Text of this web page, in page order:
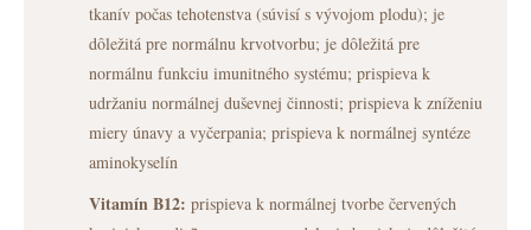
tkanív počas tehotenstva (súvisí s vývojom plodu); je
dôležitá pre normálnu krvotvorbu; je dôležitá pre
normálnu funkciu imunitného systému; prispieva k
udržaniu normálnej duševnej činnosti; prispieva k zníženiu
miery únavy a vyčerpania; prispieva k normálnej syntéze
aminokyselín
Vitamín B12: prispieva k normálnej tvorbe červených